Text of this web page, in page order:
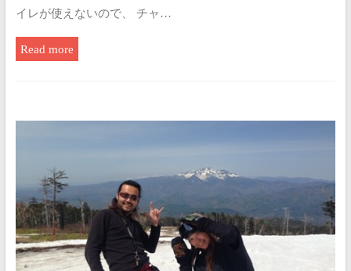
イレが使えないので、 チャ…
Read more